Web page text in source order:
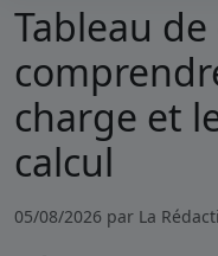
Tableau
charge et
calcul
05/08/2026 par La